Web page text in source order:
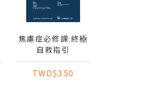
焦慮症必修課:終極
自救指引
TWD$350